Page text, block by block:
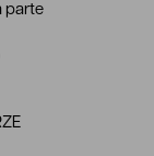
parte